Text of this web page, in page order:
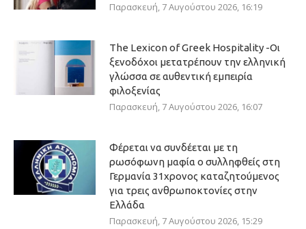
Παρασκευή, 7 Αυγούστου 2026, 16:19
The Lexicon of Greek Hospitality -Οι
ξενοδόχοι μετατρέπουν την ελληνική
γλώσσα σε αυθεντική εμπειρία
φιλοξενίας
Παρασκευή, 7 Αυγούστου 2026, 16:07
Φέρεται να συνδέεται με τη
ρωσόφωνη μαφία ο συλληφθείς στη
Γερμανία 31χρονος καταζητούμενος
για τρεις ανθρωποκτονίες στην
Ελλάδα
Παρασκευή, 7 Αυγούστου 2026, 15:29